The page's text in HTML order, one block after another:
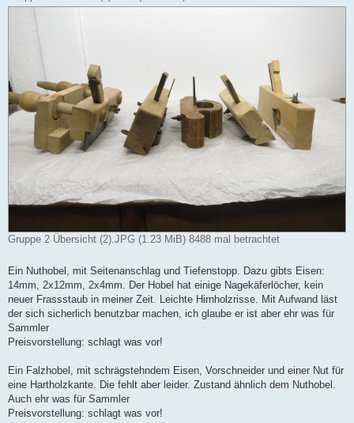
Gruppe 2 Übersicht (2).JPG (1.23 MiB) 8488 mal betrachtet
Ein Nuthobel, mit Seitenanschlag und Tiefenstopp. Dazu gibts Eisen:
14mm, 2x12mm, 2x4mm. Der Hobel hat einige Nagekäferlöcher, kein
neuer Frassstaub in meiner Zeit. Leichte Hirnholzrisse. Mit Aufwand läst
der sich sicherlich benutzbar machen, ich glaube er ist aber ehr was für
Sammler
Preisvorstellung: schlagt was vor!
Ein Falzhobel, mit schrägstehndem Eisen, Vorschneider und einer Nut für
eine Hartholzkante. Die fehlt aber leider. Zustand ähnlich dem Nuthobel.
Auch ehr was für Sammler
Preisvorstellung: schlagt was vor!